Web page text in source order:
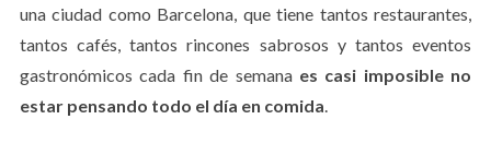
una ciudad como Barcelona, que tiene tantos restaurantes,
tantos cafés, tantos rincones sabrosos y tantos eventos
gastronómicos cada fin de semana es casi imposible no
estar pensando todo el día en comida.